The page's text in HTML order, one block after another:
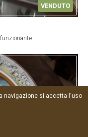
VENDUTO
navigazione si accetta l'uso